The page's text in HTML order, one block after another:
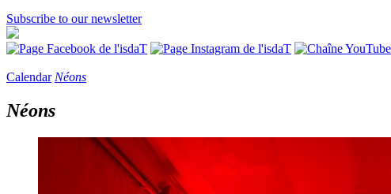
Subscribe to our newsletter
Calendar Néons
Néons